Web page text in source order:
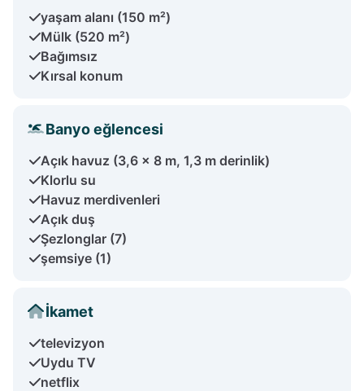
yaşam alanı (150 m²)
Mülk (520 m²)
Bağımsız
Kırsal konum
Banyo eğlencesi
Açık havuz (3,6 x 8 m, 1,3 m derinlik)
Klorlu su
Havuz merdivenleri
Açık duş
Şezlonglar (7)
şemsiye (1)
İkamet
televizyon
Uydu TV
netflix